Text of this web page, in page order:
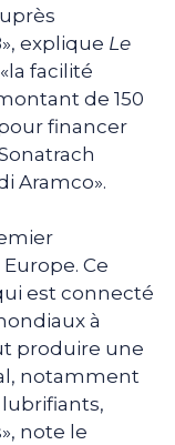
explique Le
facilité
de 150
financer
Aramco».
Ce
est connecté
à
produire une
notamment
lubrifiants,
note le